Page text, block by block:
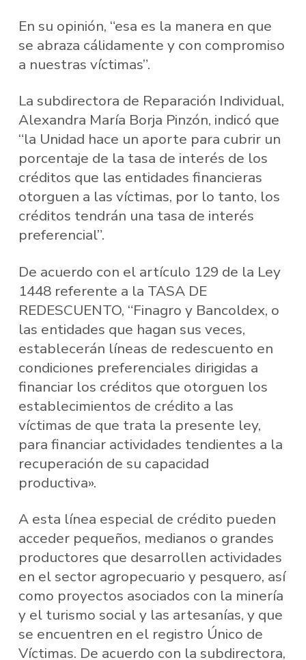
En su opinión, “esa es la manera en que
se abraza cálidamente y con compromiso
a nuestras víctimas”.
La subdirectora de Reparación Individual,
Alexandra María Borja Pinzón, indicó que
“la Unidad hace un aporte para cubrir un
porcentaje de la tasa de interés de los
créditos que las entidades financieras
otorguen a las víctimas, por lo tanto, los
créditos tendrán una tasa de interés
preferencial”.
De acuerdo con el artículo 129 de la Ley
1448 referente a la TASA DE
REDESCUENTO, “Finagro y Bancoldex, o
las entidades que hagan sus veces,
establecerán líneas de redescuento en
condiciones preferenciales dirigidas a
financiar los créditos que otorguen los
establecimientos de crédito a las
víctimas de que trata la presente ley,
para financiar actividades tendientes a la
recuperación de su capacidad
productiva».
A esta línea especial de crédito pueden
acceder pequeños, medianos o grandes
productores que desarrollen actividades
en el sector agropecuario y pesquero, así
como proyectos asociados con la minería
y el turismo social y las artesanías, y que
se encuentren en el registro Único de
Víctimas. De acuerdo con la subdirectora,